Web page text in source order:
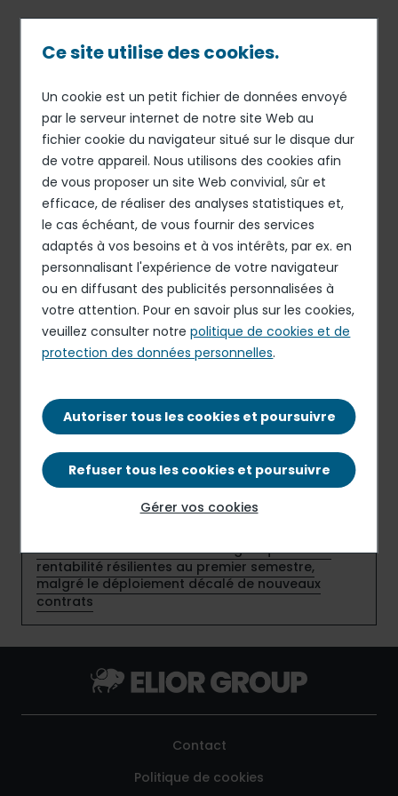
principal
Fil
d'Ariane
30 JAN 20
DÉCLARATIONS HEBDOMADAIRES DE RACHATS
D'ACTIONS
Déclaration des
transactions sur actions
propres du 23 janvier 2020
au 29 janvier 2020 inclus
Télécharger le document
PDF - 1.17 Mo
Elior Group et Sport dans la Ville renforcent leur
partenariat en faveur de l’emploi des jeunes
Elior France adopte le statut d’entreprise à
mission et inscrit ses engagements au cœur de
Elior affiche une croissance organique et une
rentabilité résilientes au premier semestre,
malgré le déploiement décalé de nouveaux
contrats
Contact
Politique de cookies
Ce site utilise des cookies.
Un cookie est un petit fichier de données envoyé
par le serveur internet de notre site Web au
fichier cookie du navigateur situé sur le disque dur
de votre appareil. Nous utilisons des cookies afin
de vous proposer un site Web convivial, sûr et
efficace, de réaliser des analyses statistiques et,
le cas échéant, de vous fournir des services
adaptés à vos besoins et à vos intérêts, par ex. en
personnalisant l'expérience de votre navigateur
ou en diffusant des publicités personnalisées à
votre attention. Pour en savoir plus sur les cookies,
veuillez consulter notrepolitique de cookies et de
protection des données personnelles.
Autoriser tous les cookies et poursuivre
Refuser tous les cookies et poursuivre
Gérer vos cookies